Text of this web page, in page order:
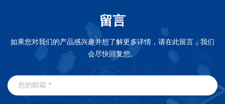
留言
如果您对我们的产品感兴趣并想了解更多详情，请在此留言，我们
会尽快回复您。